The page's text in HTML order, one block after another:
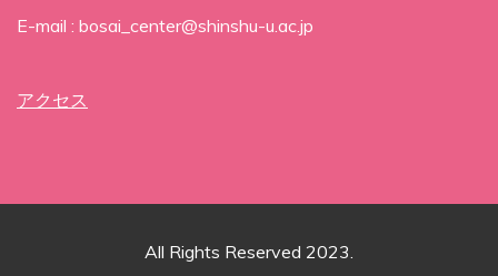
E-mail : bosai_center@shinshu-u.ac.jp
アクセス
All Rights Reserved 2023.